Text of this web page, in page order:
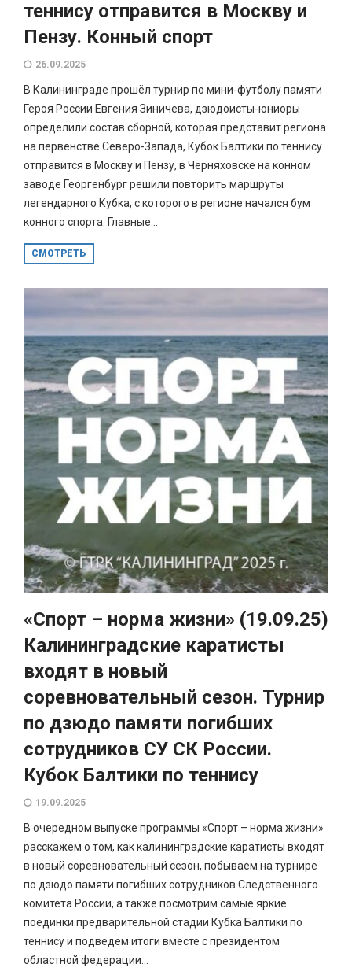
теннису отправится в Москву и
Пензу. Конный спорт
26.09.2025
В Калининграде прошёл турнир по мини-футболу памяти
Героя России Евгения Зиничева, дзюдоисты-юниоры
определили состав сборной, которая представит региона
на первенстве Северо-Запада, Кубок Балтики по теннису
отправится в Москву и Пензу, в Черняховске на конном
заводе Георгенбург решили повторить маршруты
легендарного Кубка, с которого в регионе начался бум
конного спорта. Главные...
СМОТРЕТЬ
«Спорт – норма жизни» (19.09.25)
Калининградские каратисты
входят в новый
соревновательный сезон. Турнир
по дзюдо памяти погибших
сотрудников СУ СК России.
Кубок Балтики по теннису
19.09.2025
В очередном выпуске программы «Спорт – норма жизни»
расскажем о том, как калининградские каратисты входят
в новый соревновательный сезон, побываем на турнире
по дзюдо памяти погибших сотрудников Следственного
комитета России, а также посмотрим самые яркие
поединки предварительной стадии Кубка Балтики по
теннису и подведем итоги вместе с президентом
областной федерации...